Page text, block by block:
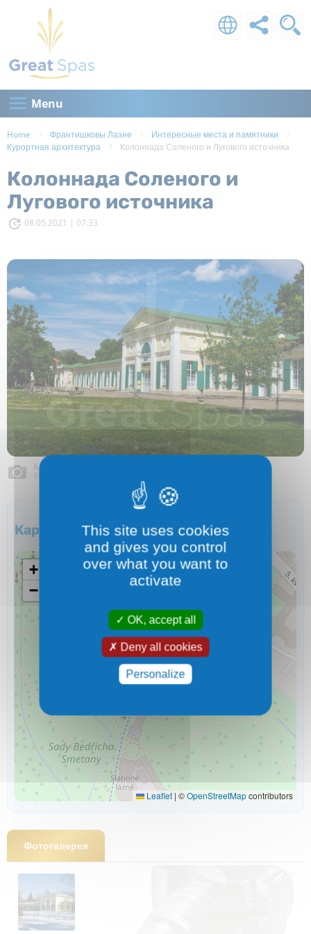
Menu
Home Франтишковы Лазне
Интересные места и памятники
Курортная архитектура
Current:
Колоннада Соленого и Лугового источника
Колоннада Соленого и
Лугового источника
08.05.2021 | 07:33
Колоннада Соленого и Лугового источника
Карта
+
−
Leaflet | ©OpenStreetMapcontributors
Фотогалерея
This site uses cookies
and gives you control
over what you want to
activate
OK, accept all
Deny all cookies
Personalize